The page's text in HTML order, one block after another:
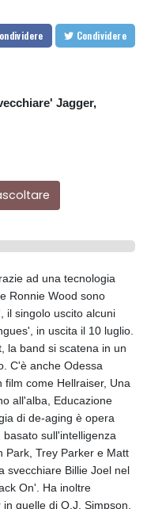
Condividere
Jagger,
ad una tecnologia
Ronnie Wood sono
il singolo uscito alcuni
in uscita il 10 luglio.
la band si scatena in un
C'è anche Odessa
come Hellraiser, Una
all'alba, Educazione
di de-aging è opera
sull'intelligenza
Park, Trey Parker e Matt
svecchiare Billie Joel nel
On'. Ha inoltre
quelle di O.J. Simpson,